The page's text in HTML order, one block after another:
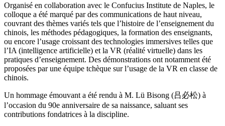
Organisé en collaboration avec le Confucius Institute de Naples, le
colloque a été marqué par des communications de haut niveau,
couvrant des thèmes variés tels que l’histoire de l’enseignement du
chinois, les méthodes pédagogiques, la formation des enseignants,
ou encore l’usage croissant des technologies immersives telles que
l’IA (intelligence artificielle) et la VR (réalité virtuelle) dans les
pratiques d’enseignement. Des démonstrations ont notamment été
proposées par une équipe tchèque sur l’usage de la VR en classe de
chinois.
Un hommage émouvant a été rendu à M. Lü Bisong (吕必松) à
l’occasion du 90e anniversaire de sa naissance, saluant ses
contributions fondatrices à la discipline.